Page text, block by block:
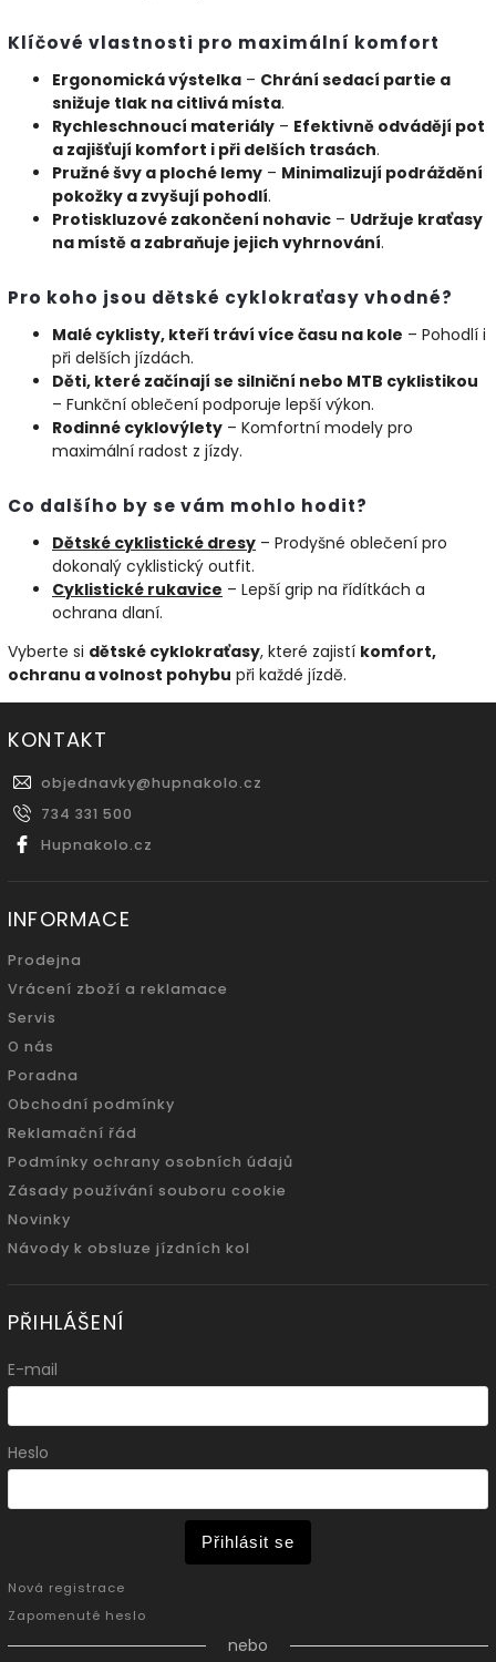
Klíčové vlastnosti pro maximální komfort
Ergonomická výstelka – Chrání sedací partie a
snižuje tlak na citlivá místa.
Rychleschnoucí materiály – Efektivně odvádějí pot
a zajišťují komfort i při delších trasách.
Pružné švy a ploché lemy – Minimalizují podráždění
pokožky a zvyšují pohodlí.
Protiskluzové zakončení nohavic – Udržuje kraťasy
na místě a zabraňuje jejich vyhrnování.
Pro koho jsou dětské cyklokraťasy vhodné?
Malé cyklisty, kteří tráví více času na kole – Pohodlí i
při delších jízdách.
Děti, které začínají se silniční nebo MTB cyklistikou
– Funkční oblečení podporuje lepší výkon.
Rodinné cyklovýlety – Komfortní modely pro
maximální radost z jízdy.
Co dalšího by se vám mohlo hodit?
Dětské cyklistické dresy – Prodyšné oblečení pro
dokonalý cyklistický outfit.
Cyklistické rukavice – Lepší grip na řídítkách a
ochrana dlaní.
Vyberte si dětské cyklokraťasy, které zajistí komfort,
ochranu a volnost pohybu při každé jízdě.
KONTAKT
objednavky@hupnakolo.cz
734 331 500
Hupnakolo.cz
INFORMACE
Prodejna
Vrácení zboží a reklamace
Servis
O nás
Poradna
Obchodní podmínky
Reklamační řád
Podmínky ochrany osobních údajů
Zásady používání souboru cookie
Novinky
Návody k obsluze jízdních kol
PŘIHLÁŠENÍ
E-mail
Heslo
Přihlásit se
Nová registrace
Zapomenuté heslo
nebo